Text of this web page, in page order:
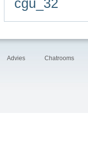
cgu_32
Advies Chatrooms